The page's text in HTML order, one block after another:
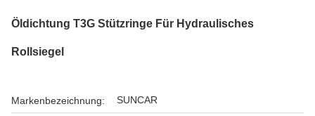
Öldichtung T3G Stützringe Für Hydraulisches
Rollsiegel
Markenbezeichnung: SUNCAR